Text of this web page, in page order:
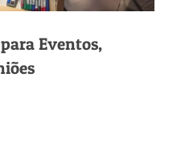
Eventos,